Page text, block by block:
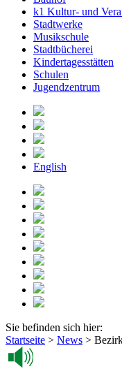
k1 Kultur- und
Stadtwerke
Musikschule
Stadtbücherei
Kindertagesstätten
Schulen
Jugendzentrum
English
Sie befinden sich hier:
Startseite > News >